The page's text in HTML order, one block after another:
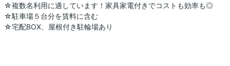
☆複数名利用に適しています！家具家電付きでコストも効率も◎
☆駐車場５台分を賃料に含む
☆宅配BOX、屋根付き駐輪場あり